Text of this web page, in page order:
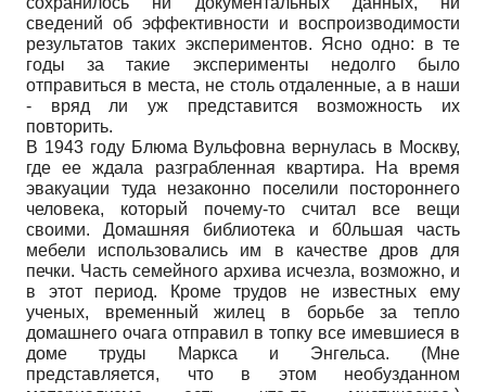
сведений об эффективности и воспроизводимости
результатов таких экспериментов. Ясно одно: в те
годы за такие эксперименты недолго было
отправиться в места, не столь отдаленные, а в наши
- вряд ли уж представится возможность их
повторить.
В 1943 году Блюма Вульфовна вернулась в Москву,
где ее ждала разграбленная квартира. На время
эвакуации туда незаконно поселили постороннего
человека, который почему-то считал все вещи
своими. Домашняя библиотека и б0льшая часть
мебели использовались им в качестве дров для
печки. Часть семейного архива исчезла, возможно, и
в этот период. Кроме трудов не известных ему
ученых, временный жилец в борьбе за тепло
домашнего очага отправил в топку все имевшиеся в
доме труды Маркса и Энгельса. (Мне
представляется, что в этом необузданном